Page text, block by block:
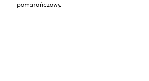
pomarańczowy.